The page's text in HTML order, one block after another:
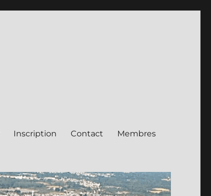
Inscription Contact Membres